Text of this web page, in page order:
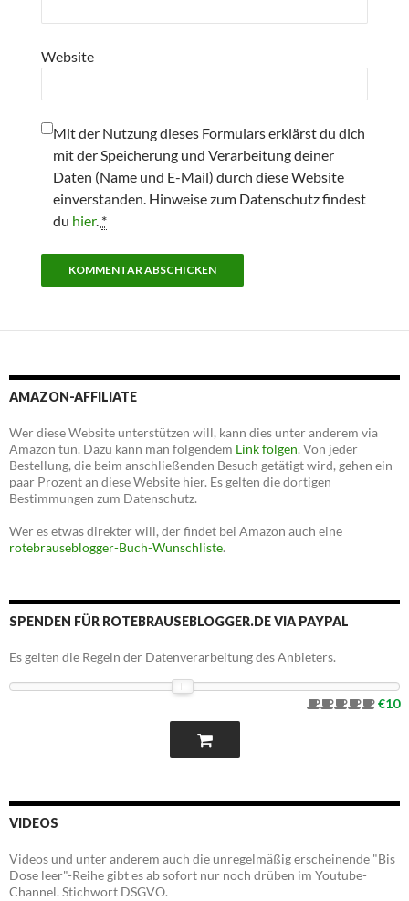
Website
Mit der Nutzung dieses Formulars erklärst du dich
mit der Speicherung und Verarbeitung deiner
Daten (Name und E-Mail) durch diese Website
einverstanden. Hinweise zum Datenschutz findest
du hier. *
AMAZON-AFFILIATE
Wer diese Website unterstützen will, kann dies unter anderem via
Amazon tun. Dazu kann man folgendem Link folgen. Von jeder
Bestellung, die beim anschließenden Besuch getätigt wird, gehen ein
paar Prozent an diese Website hier. Es gelten die dortigen
Bestimmungen zum Datenschutz.
Wer es etwas direkter will, der findet bei Amazon auch eine
rotebrauseblogger-Buch-Wunschliste.
SPENDEN FÜR ROTEBRAUSEBLOGGER.DE VIA PAYPAL
Es gelten die Regeln der Datenverarbeitung des Anbieters.
€10
VIDEOS
Videos und unter anderem auch die unregelmäßig erscheinende "Bis
Dose leer"-Reihe gibt es ab sofort nur noch drüben im Youtube-
Channel. Stichwort DSGVO.